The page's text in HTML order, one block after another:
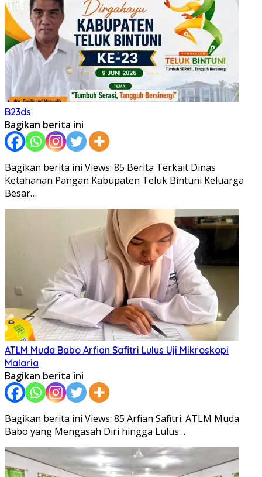
B23ds
Bagikan berita ini
Bagikan berita ini Views: 85 Berita Terkait Dinas
Ketahanan Pangan Kabupaten Teluk Bintuni Keluarga
Besar…
ATLM Muda Babo Arfian Safitri Lulus Uji Mikroskopi
Malaria
Bagikan berita ini
Bagikan berita ini Views: 85 Arfian Safitri: ATLM Muda
Babo yang Mengasah Diri hingga Lulus…